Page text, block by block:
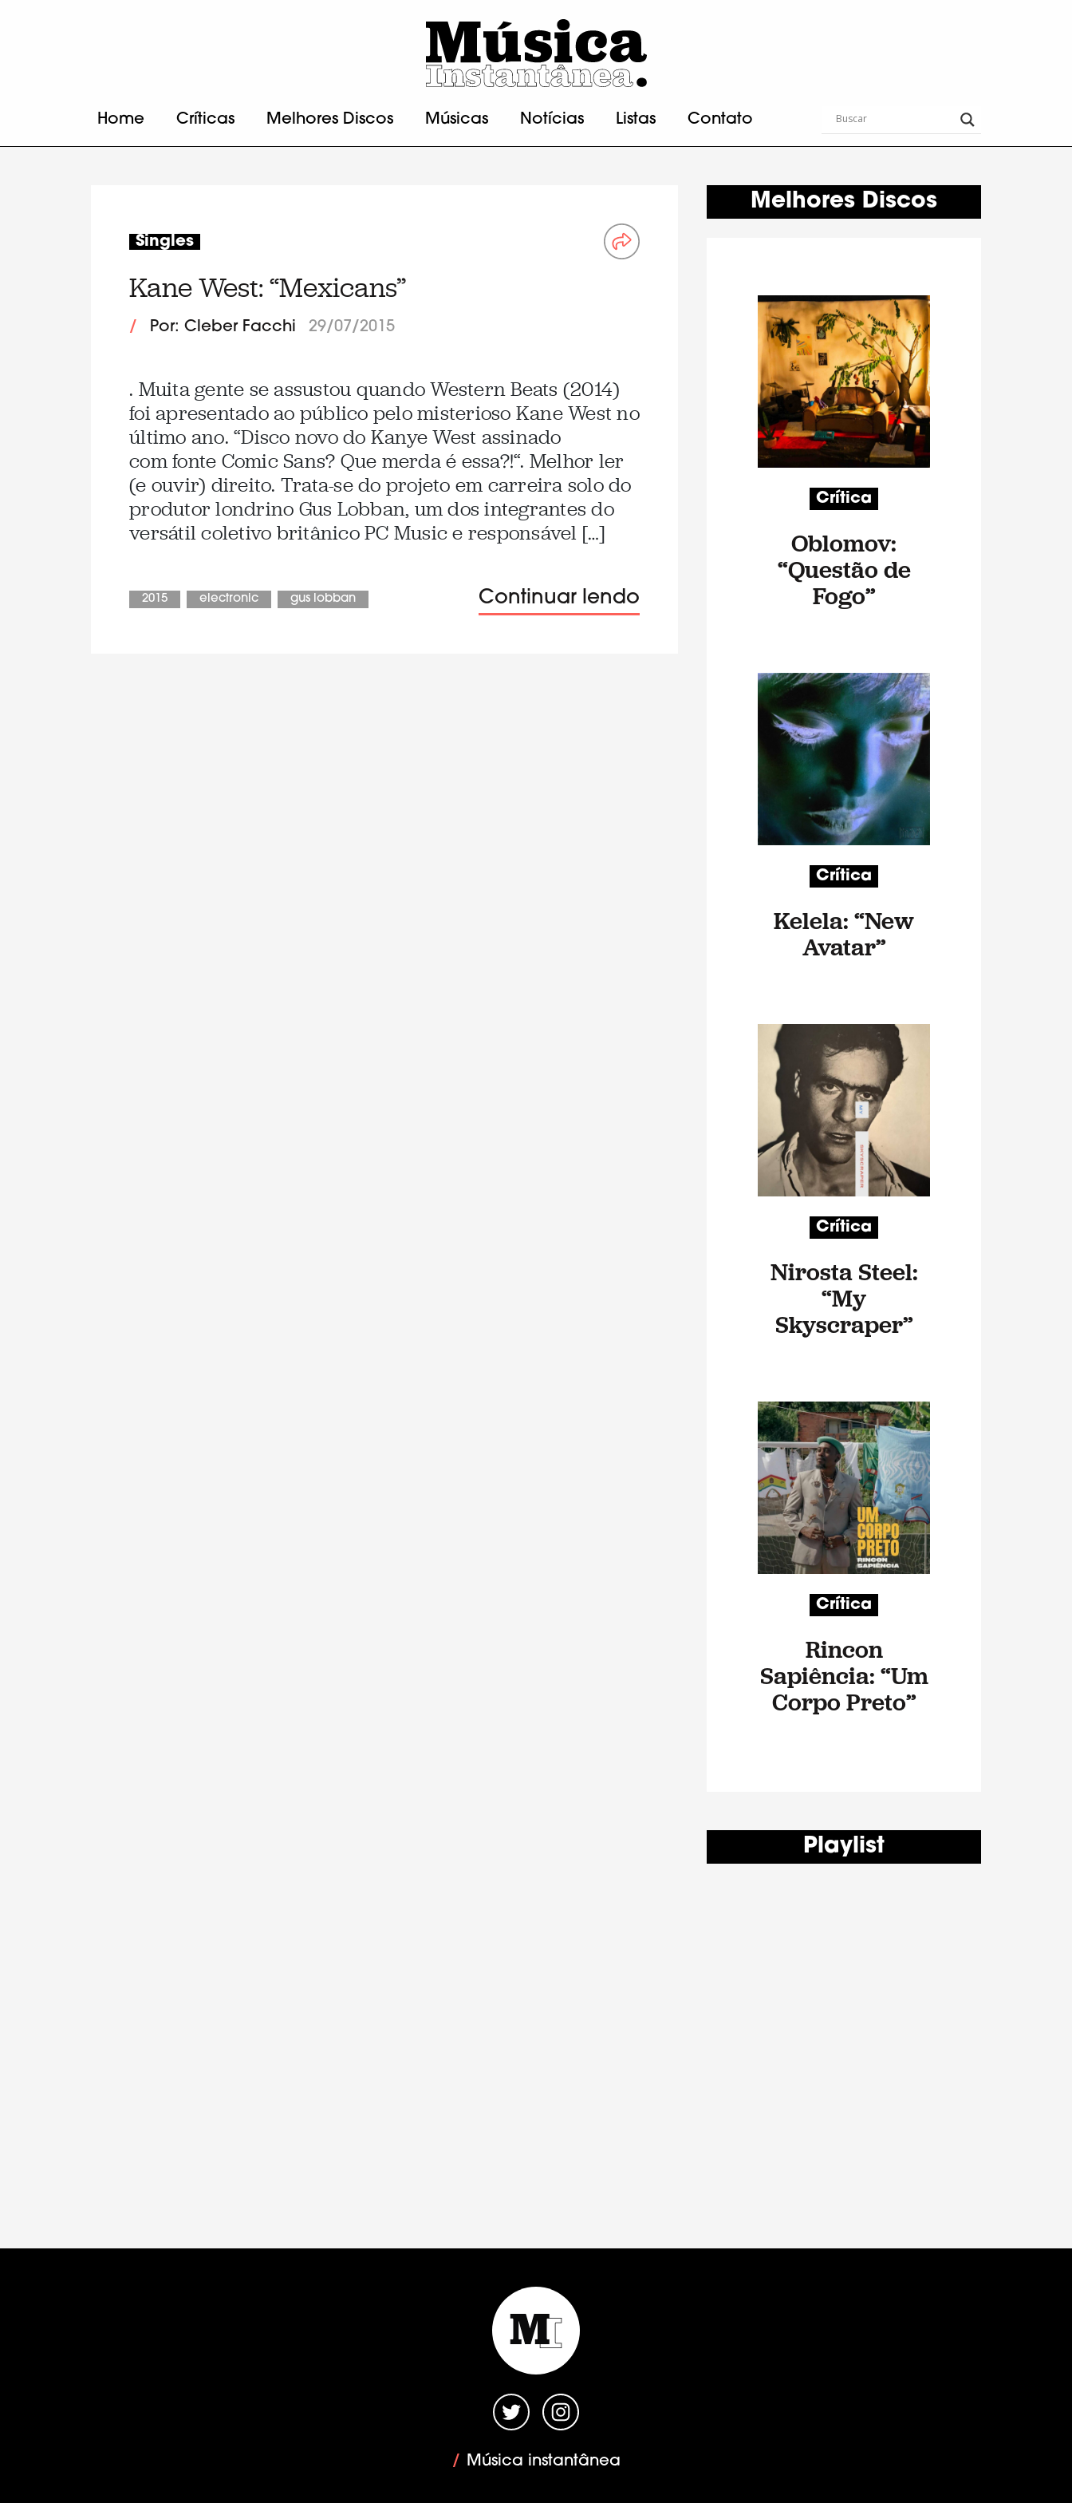
Home Críticas Melhores Discos Músicas Notícias Listas Contato
Singles
Kane West: “Mexicans”
/ Por: Cleber Facchi 29/07/2015
. Muita gente se assustou quando Western Beats (2014)
foi apresentado ao público pelo misterioso Kane West no
último ano. “Disco novo do Kanye West assinado
com fonte Comic Sans? Que merda é essa?!“. Melhor ler
(e ouvir) direito. Trata-se do projeto em carreira solo do
produtor londrino Gus Lobban, um dos integrantes do
versátil coletivo britânico PC Music e responsável […]
2015 electronic gus lobban Continuar lendo
Melhores Discos
Crítica
Oblomov:
“Questão de
Fogo”
Crítica
Kelela: “New
Avatar”
Crítica
Nirosta Steel:
“My
Skyscraper”
Crítica
Rincon
Sapiência: “Um
Corpo Preto”
Playlist
/ Música instantânea